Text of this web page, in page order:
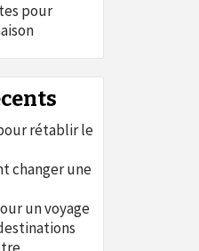
pour
rétablir le
changer une
un voyage